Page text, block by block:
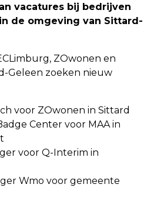
vacatures bij bedrijven
de omgeving van Sittard-
ZOwonen en
Geleen zoeken nieuw
voor ZOwonen in Sittard
Center voor MAA in
voor Q-Interim in
Wmo voor gemeente